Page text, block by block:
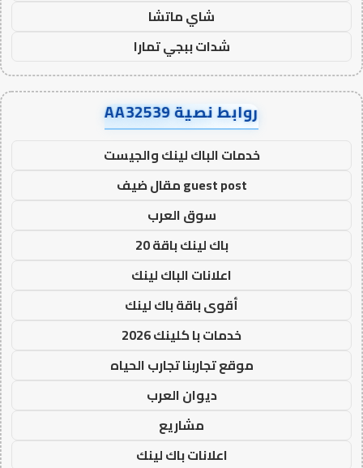
شاي ماتشا
شدات ببجي تمارا
روابط نصية AA32539
خدمات الباك لينك والجيست
guest post مقال ضيف
سوق العرب
باك لينك باقة 20
اعلانات الباك لينك
أقوى باقة باك لينك
خدمات با كلينك 2026
موقع تجاربنا تجارب الحياه
ديوان العرب
مشاريع
اعلانات باك لينك